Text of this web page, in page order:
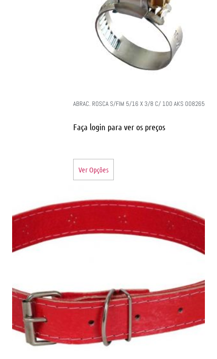
ABRAC. ROSCA S/FIM 5/16 X 3/8 C/ 100 AKS 008265
Faça login para ver os preços
Ver Opções